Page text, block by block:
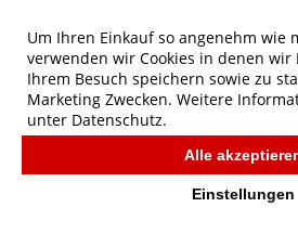
Fruit of the Loom Klassischer
FRUIT OF THE
Um Ihren Einkauf so angenehm wie
verwenden wir Cookies in denen
Ihrem Besuch speichern sowie zu
Marketing Zwecken. Weitere
unter Datenschutz.
Alle
Einstellungen